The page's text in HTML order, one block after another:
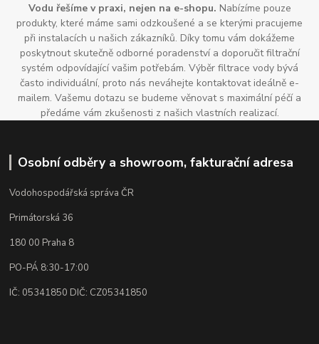
Vodu řešíme v praxi, nejen na e-shopu. Nabízíme pouze
produkty, které máme sami odzkoušené a se kterými pracujeme
při instalacích u našich zákazníků. Díky tomu vám dokážeme
poskytnout skutečně odborné poradenství a doporučit filtrační
systém odpovídající vašim potřebám. Výběr filtrace vody bývá
často individuální, proto nás neváhejte kontaktovat ideálně e-
mailem. Vašemu dotazu se budeme věnovat s maximální péčí a
předáme vám zkušenosti z našich vlastních realizací.
Osobní odběry a showroom, fakturační adresa
Vodohospodářská správa ČR
Primátorská 36
180 00 Praha 8
PO-PÁ 8:30-17:00
IČ: 05341850 DIČ: CZ05341850